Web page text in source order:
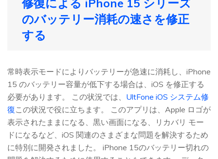
のバッテリー消耗の速さを修正
する
常時表示モードによりバッテリーが急速に消耗し、iPhone
15 のバッテリー容量が低下する場合は、iOS を修正する
必要があります。 この状況では、 UltFone iOS システム修
復この状況で役に立ちます。 このアプリは、Apple ロゴが
表示されたままになる、黒い画面になる、リカバリ モー
ドになるなど、iOS 関連のさまざまな問題を解決するため
に特別に開発されました。 iPhone 15のバッテリー切れの